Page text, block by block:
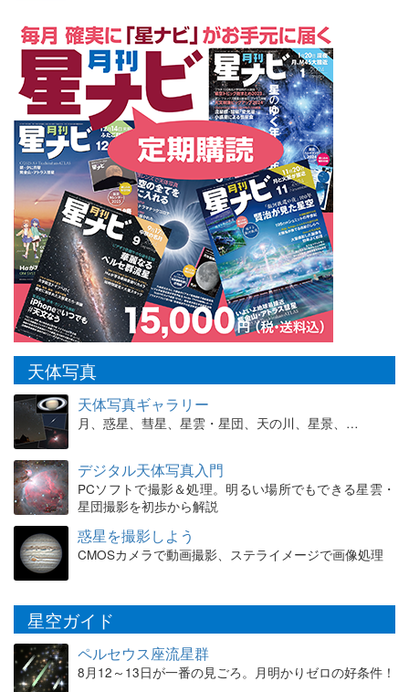
天体写真
天体写真ギャラリー
月、惑星、彗星、星雲・星団、天の川、星景、…
デジタル天体写真入門
PCソフトで撮影＆処理。明るい場所でもできる星雲・
星団撮影を初歩から解説
惑星を撮影しよう
CMOSカメラで動画撮影、ステライメージで画像処理
星空ガイド
ペルセウス座流星群
8月12～13日が一番の見ごろ。月明かりゼロの好条件！